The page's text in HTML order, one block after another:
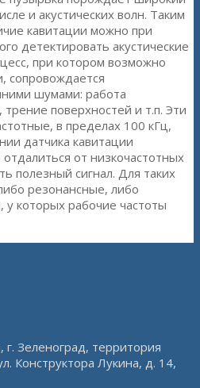
и акустических волн. Таким
кавитации можно при
детектировать акустические
при котором возможно
сопровождается
шумами: работа
поверхностей и т.п. Эти
в пределах 100 кГц,
датчика кавитации
от низкочастотных
полезный сигнал. Для таких
резонансные, либо
которых рабочие частоты
г. Зеленоград, территория
Конструктора Лукина, д. 14,